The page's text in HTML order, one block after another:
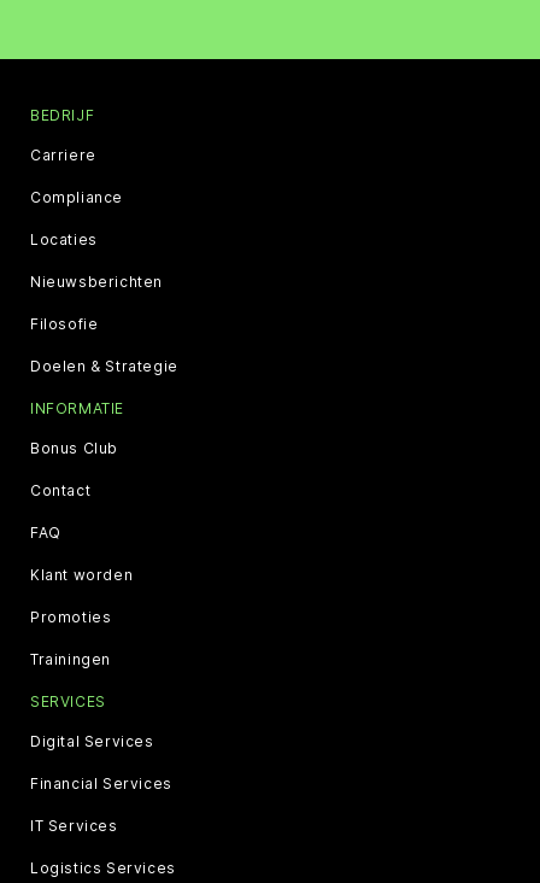
BEDRIJF
Carriere
Compliance
Locaties
Nieuwsberichten
Filosofie
Doelen & Strategie
INFORMATIE
Bonus Club
Contact
FAQ
Klant worden
Promoties
Trainingen
SERVICES
Digital Services
Financial Services
IT Services
Logistics Services